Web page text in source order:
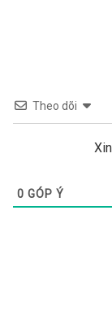
Theo dõi
0 GÓP Ý